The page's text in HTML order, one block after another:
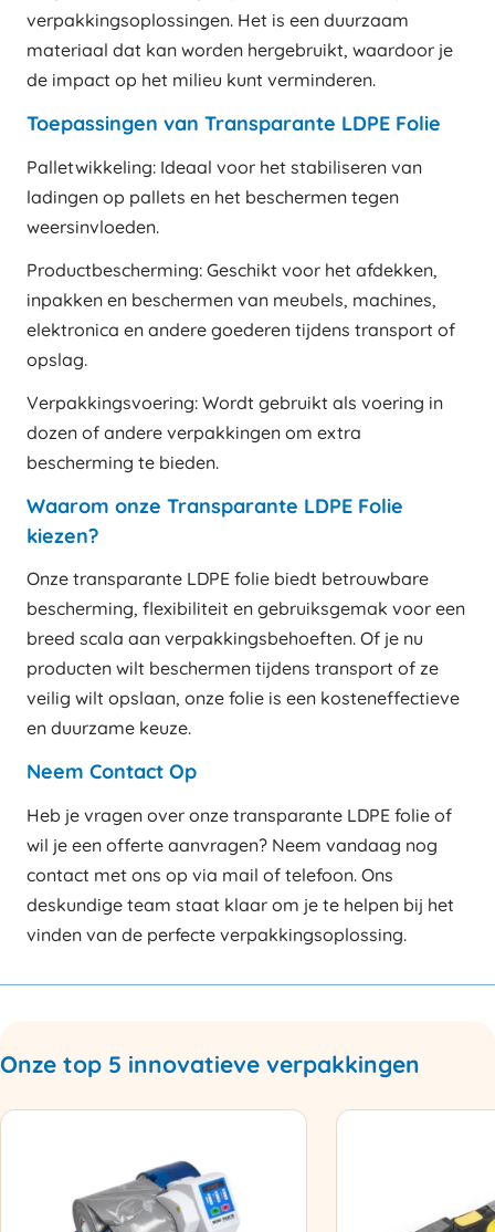
verpakkingsoplossingen. Het is een duurzaam
materiaal dat kan worden hergebruikt, waardoor je
de impact op het milieu kunt verminderen.
Toepassingen van Transparante LDPE Folie
Palletwikkeling: Ideaal voor het stabiliseren van
ladingen op pallets en het beschermen tegen
weersinvloeden.
Productbescherming: Geschikt voor het afdekken,
inpakken en beschermen van meubels, machines,
elektronica en andere goederen tijdens transport of
opslag.
Verpakkingsvoering: Wordt gebruikt als voering in
dozen of andere verpakkingen om extra
bescherming te bieden.
Waarom onze Transparante LDPE Folie
kiezen?
Onze transparante LDPE folie biedt betrouwbare
bescherming, flexibiliteit en gebruiksgemak voor een
breed scala aan verpakkingsbehoeften. Of je nu
producten wilt beschermen tijdens transport of ze
veilig wilt opslaan, onze folie is een kosteneffectieve
en duurzame keuze.
Neem Contact Op
Heb je vragen over onze transparante LDPE folie of
wil je een offerte aanvragen? Neem vandaag nog
contact met ons op via mail of telefoon. Ons
deskundige team staat klaar om je te helpen bij het
vinden van de perfecte verpakkingsoplossing.
Onze top 5 innovatieve verpakkingen